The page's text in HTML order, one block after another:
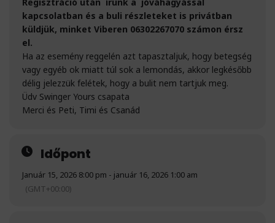
kapcsolatban és a buli részleteket is privátban
küldjük, minket Viberen 06302267070 számon érsz
el.
Ha az esemény reggelén azt tapasztaljuk, hogy betegség
vagy egyéb ok miatt túl sok a lemondás, akkor legkésőbb
délig jelezzük felétek, hogy a bulit nem tartjuk meg.
Üdv Swinger Yours csapata
Merci és Peti, Timi és Csanád
Időpont
Január 15, 2026 8:00 pm - január 16, 2026 1:00 am
(GMT+00:00)